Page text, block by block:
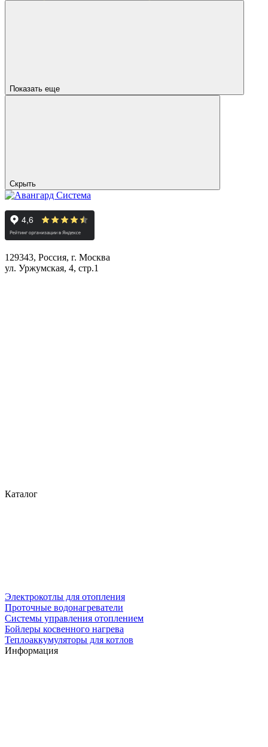
Показать еще
Скрыть
129343, Россия, г. Москва
ул. Уржумская, 4, стр.1
Каталог
Электрокотлы для отопления
Проточные водонагреватели
Системы управления отоплением
Бойлеры косвенного нагрева
Теплоаккумуляторы для котлов
Информация